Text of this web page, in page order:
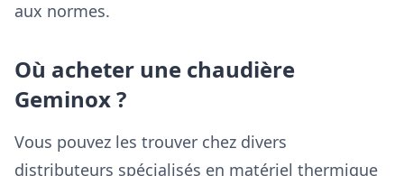
aux normes.
Où acheter une chaudière
Geminox ?
Vous pouvez les trouver chez divers
distributeurs spécialisés en matériel thermique